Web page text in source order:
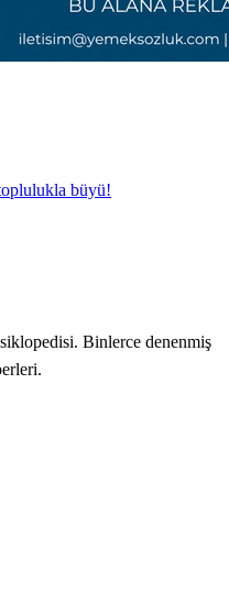
büyü!
Binlerce denenmiş